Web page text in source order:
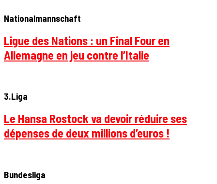
Nationalmannschaft
Ligue des Nations : un Final Four en
Allemagne en jeu contre l’Italie
3.Liga
Le Hansa Rostock va devoir réduire ses
dépenses de deux millions d’euros !
Bundesliga